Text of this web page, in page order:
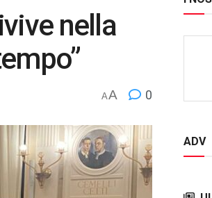
nella
AA 0
ADV